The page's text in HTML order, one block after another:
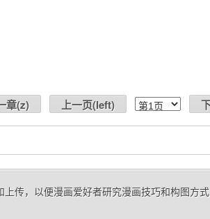
章(z) 上一页(left)
传，以便漫画爱好者研究漫画技巧和构图方